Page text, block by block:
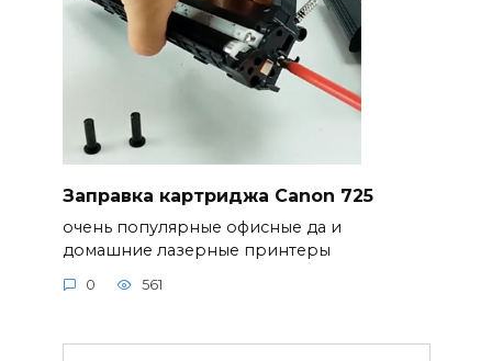
Заправка картриджа Canon 725
очень популярные офисные да и
домашние лазерные принтеры
0 561